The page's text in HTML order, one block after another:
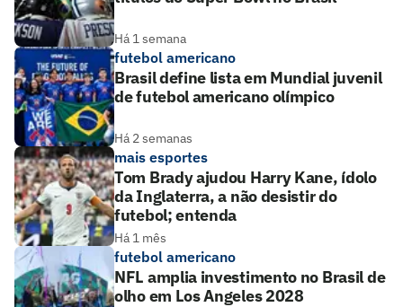
Há 1 semana
futebol americano
Brasil define lista em Mundial juvenil
de futebol americano olímpico
Há 2 semanas
mais esportes
Tom Brady ajudou Harry Kane, ídolo
da Inglaterra, a não desistir do
futebol; entenda
Há 1 mês
futebol americano
NFL amplia investimento no Brasil de
olho em Los Angeles 2028